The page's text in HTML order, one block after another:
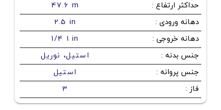
حداکثر ارتفاع :
47.6 m
دهانه ورودی :
2.5 in
دهانه خروجی :
1/4 1 in
جنس بدنه :
استیل، نوریل
جنس پروانه :
استیل
فاز :
3